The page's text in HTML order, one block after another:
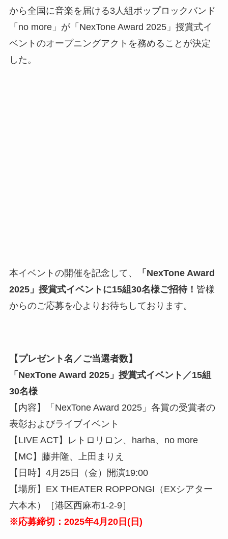
から全国に音楽を届ける3人組ポップロックバンド
「no more」が「NexTone Award 2025」授賞式イ
ベントのオープニングアクトを務めることが決定
した。
本イベントの開催を記念して、
「NexTone Award
2025」授賞式イベントに15組30名様ご招待！ 皆様
からのご応募を心よりお待ちしております。
【プレゼント名／ご当選者数】
「NexTone Award 2025」授賞式イベント／15組
30名様
【内容】「NexTone Award 2025」各賞の受賞者の
表彰およびライブイベント
【LIVE ACT】レトロリロン、harha、no more
【MC】藤井隆、上田まりえ
【日時】4月25日（金）開演19:00
【場所】EX THEATER ROPPONGI（EXシアター
六本木）［港区西麻布1-2-9］
※応募締切：2025年4月 20日(日 )